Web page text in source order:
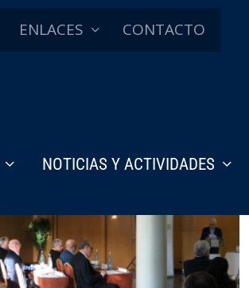
ENLACES CONTACTO
NOTICIAS Y ACTIVIDADES